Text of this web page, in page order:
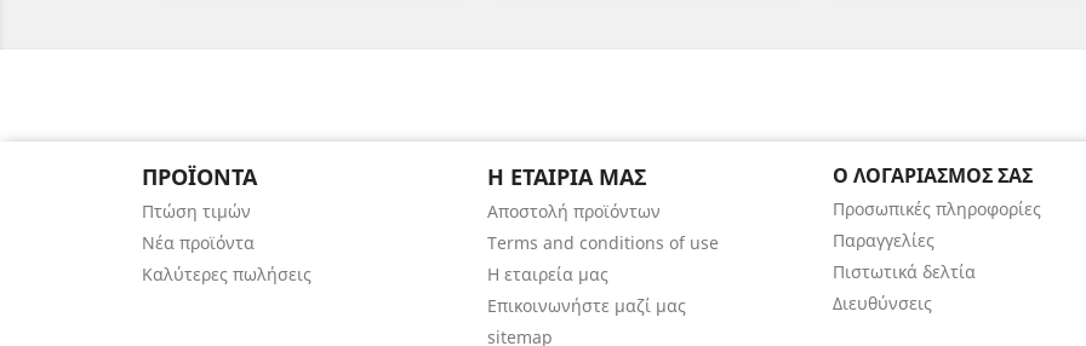
ΠΡΟΪΌΝΤΑ
Πτώση τιμών
Νέα προϊόντα
Καλύτερες πωλήσεις
Η ΕΤΑΙΡΊΑ ΜΑΣ
Αποστολή προϊόντων
Terms and conditions of use
Η εταιρεία μας
Επικοινωνήστε μαζί μας
sitemap
Ο ΛΟΓΑΡΙΑΣΜΌΣ ΣΑΣ
Προσωπικές πληροφορίες
Παραγγελίες
Πιστωτικά δελτία
Διευθύνσεις